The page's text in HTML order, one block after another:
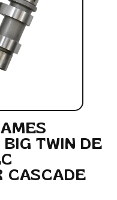
TWIN DE
CASCADE